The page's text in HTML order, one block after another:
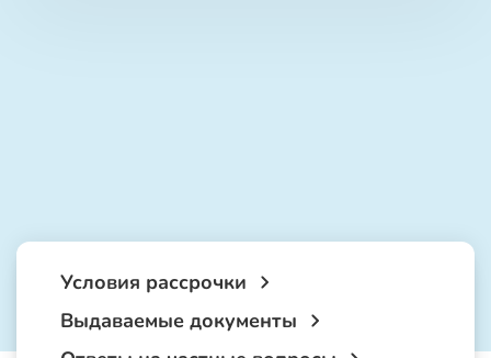
Условия рассрочки
Выдаваемые документы